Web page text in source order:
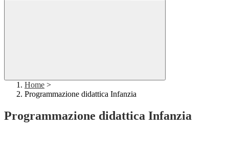
Home >
Programmazione didattica Infanzia
Programmazione didattica Infanzia